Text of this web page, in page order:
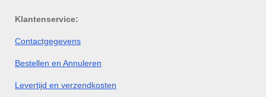
Klantenservice:
Contactgegevens
Bestellen en Annuleren
Levertijd en verzendkosten